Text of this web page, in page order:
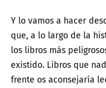
Y lo vamos a hacer
que, a lo largo de la
los libros más
existido. Libros que
frente os aconsejaría